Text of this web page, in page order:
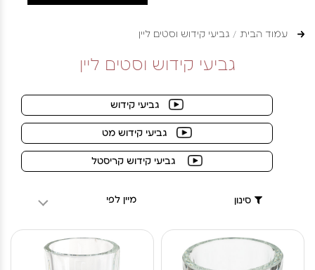
עמוד הבית גביעי קידוש וסטים ליין
גביעי קידוש וסטים ליין
גביעי קידוש
גביעי קידוש מט
גביעי קידוש קריסטל
סינון מיין לפי